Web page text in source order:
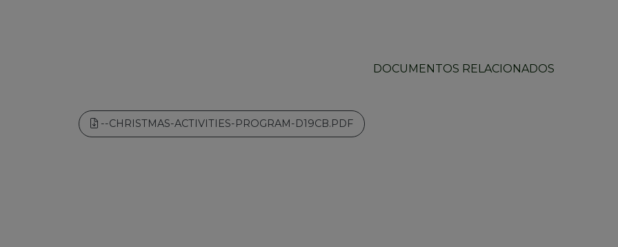
DOCUMENTOS RELACIONADOS
--CHRISTMAS-ACTIVITIES-PROGRAM-D19CB.PDF